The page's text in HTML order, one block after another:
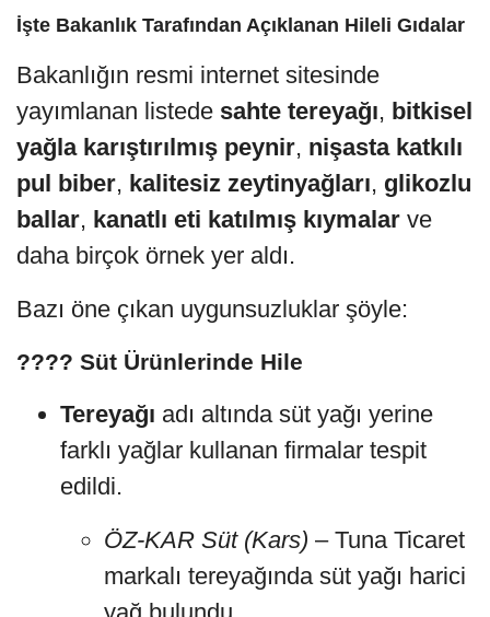
İşte Bakanlık Tarafından Açıklanan Hileli Gıdalar
Bakanlığın resmi internet sitesinde
yayımlanan listede sahte tereyağı, bitkisel
yağla karıştırılmış peynir, nişasta katkılı
pul biber, kalitesiz zeytinyağları, glikozlu
ballar, kanatlı eti katılmış kıymalar ve
daha birçok örnek yer aldı.
Bazı öne çıkan uygunsuzluklar şöyle:
???? Süt Ürünlerinde Hile
Tereyağı adı altında süt yağı yerine
farklı yağlar kullanan firmalar tespit
edildi.
ÖZ-KAR Süt (Kars) – Tuna Ticaret
markalı tereyağında süt yağı harici